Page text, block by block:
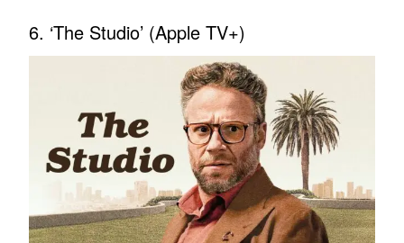
6. ‘The Studio’ (Apple TV+)